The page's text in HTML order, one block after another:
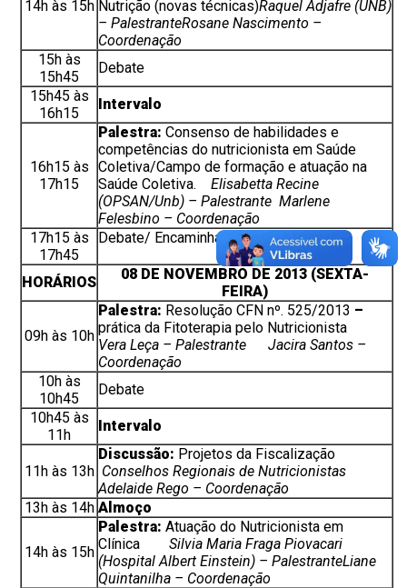
14h às 15h Nutrição (novas técnicas)Raquel Adjafre (UNB)
– PalestranteRosane Nascimento –
Coordenação
15h às
15h45
Debate
15h45 às
16h15
Intervalo
16h15 às
17h15
Palestra:Consenso de habilidades e
competências do nutricionista em Saúde
Coletiva/Campo de formação e atuação na
Saúde Coletiva.
Elisabetta Recine
(OPSAN/Unb) – Palestrante Marlene
Felesbino – Coordenação
17h15 às
17h45
Debate/ Encaminhamentos
HORÁRIOS
08 DE NOVEMBRO DE 2013 (SEXTA-
FEIRA)
09h às 10h
Palestra: Resolução CFN nº. 525/2013 –
prática da Fitoterapia pelo Nutricionista
Vera Leça – Palestrante Jacira Santos –
Coordenação
10h às
10h45
Debate
10h45 às
11h
Intervalo
11h às 13h
Discussão: Projetos da Fiscalização
Conselhos Regionais de Nutricionistas
Adelaide Rego – Coordenação
13h às 14h Almoço
14h às 15h
Palestra:Atuação do Nutricionista em
Clínica
Silvia Maria Fraga Piovacari
(Hospital Albert Einstein) – PalestranteLiane
Quintanilha – Coordenação